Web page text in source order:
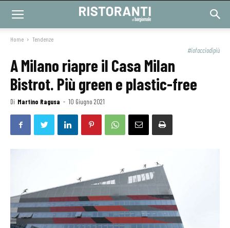
Home Tendenze
#iofacciodipiù
A Milano riapre il Casa Milan
Bistrot. Più green e plastic-free
Di Martino Ragusa - 10 Giugno 2021